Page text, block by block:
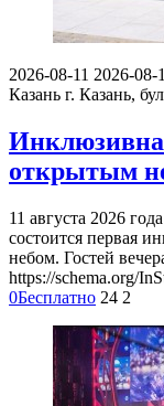
2026-08-11 2026-08-
Казань г. Казань,
открытым
11 августа 2026
состоится первая
небом. Гостей
https://schema.org/
0Бесплатно 24 2